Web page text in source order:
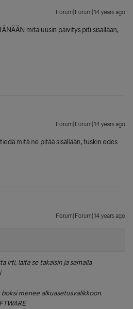
Forum|Forum|14 years ago
mitä uusin päivitys piti sisällään,
Forum|Forum|14 years ago
mitä ne pitää sisällään, tuskin edes
Forum|Forum|14 years ago
irti, laita se takaisin ja samalla
menee alkuasetusvalikkoon.